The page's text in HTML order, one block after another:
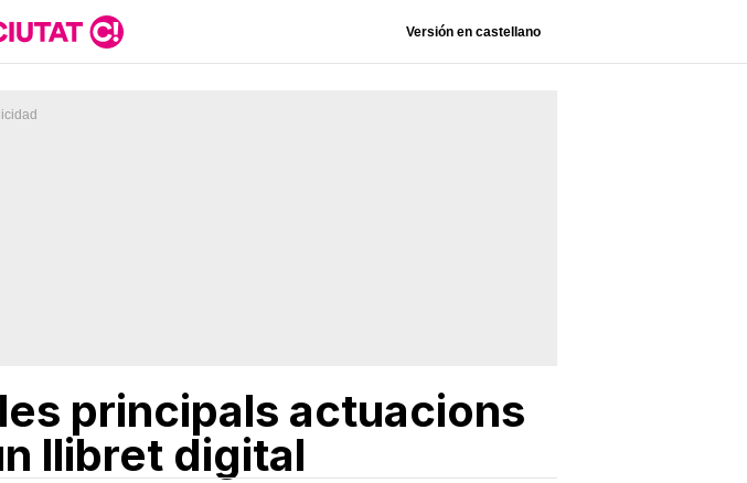
Versión en castellano
principals actuacions
llibret digital